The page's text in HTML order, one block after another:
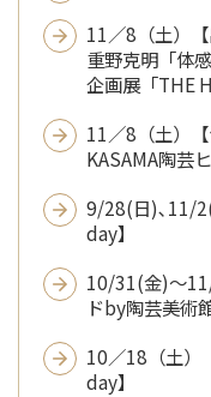
11／8（土）
重野克明「体
企画展「THE
11／8（土）
KASAMA陶芸
9/28(日)､11/
day】
10/31(金)～
ドby陶芸美術
10／18（土）
day】